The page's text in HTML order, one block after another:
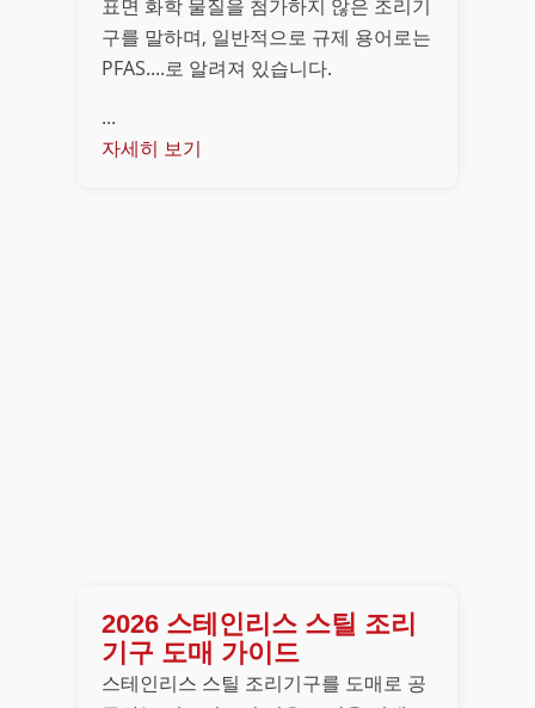
표면 화학 물질을 첨가하지 않은 조리기
구를 말하며, 일반적으로 규제 용어로는
PFAS....로 알려져 있습니다.
...
자세히 보기
2026 스테인리스 스틸 조리
기구 도매 가이드
스테인리스 스틸 조리기구를 도매로 공